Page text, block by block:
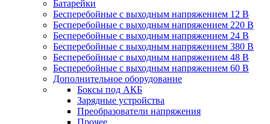
Батарейки
Бесперебойные с выходным напряжением 12 В
Бесперебойные с выходным напряжением 220 В
Бесперебойные с выходным напряжением 24 В
Бесперебойные с выходным напряжением 380 В
Бесперебойные с выходным напряжением 48 В
Бесперебойные с выходным напряжением 60 В
Дополнительное оборудование
Боксы под АКБ
Зарядные устройства
Преобразователи напряжения
Прочее